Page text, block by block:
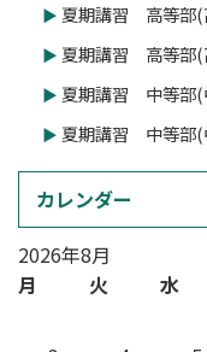
夏期講習 高等部(
夏期講習 高等部(
夏期講習 中等部(
夏期講習 中等部(
カレンダー
2026年8月
月
火 水